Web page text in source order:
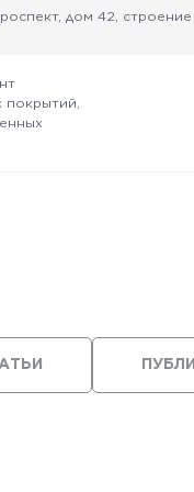
дом 42, строение
покрытий,